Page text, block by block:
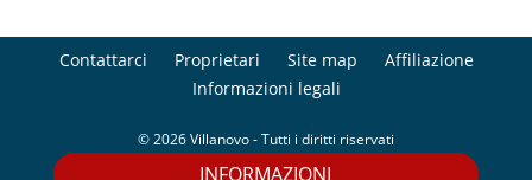
INFORMAZIONI
Contattarci Proprietari Site map
Affiliazione
Informazioni legali
© 2026 Villanovo - Tutti i diritti riservati